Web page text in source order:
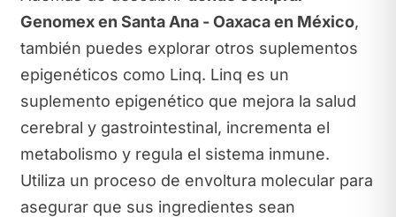
Genomex en Santa Ana - Oaxaca en México,
también puedes explorar otros suplementos
epigenéticos como Linq. Linq es un
suplemento epigenético que mejora la salud
cerebral y gastrointestinal, incrementa el
metabolismo y regula el sistema inmune.
Utiliza un proceso de envoltura molecular para
asegurar que sus ingredientes sean